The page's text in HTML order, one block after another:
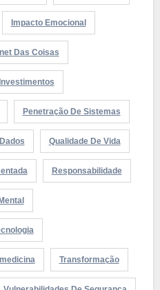
Impacto Emocional
Das Coisas
Penetração De Sistemas
Qualidade De Vida
Responsabilidade
Transformação